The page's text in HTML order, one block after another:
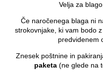
Velja za
Če naročenega blaga ni
strokovnjake, ki vam bodo
predvidenem
Znesek poštnine in
paketa(ne glede na